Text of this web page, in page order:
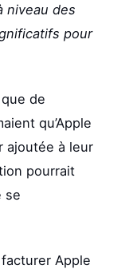
niveau des
pour
que de
qu’Apple
ajoutée à leur
pourrait
se
facturer Apple